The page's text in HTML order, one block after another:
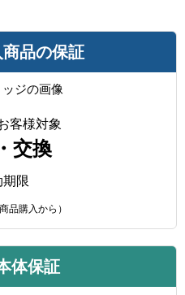
商品の保証
客様対象
交換
期限
商品購入から）
体保証